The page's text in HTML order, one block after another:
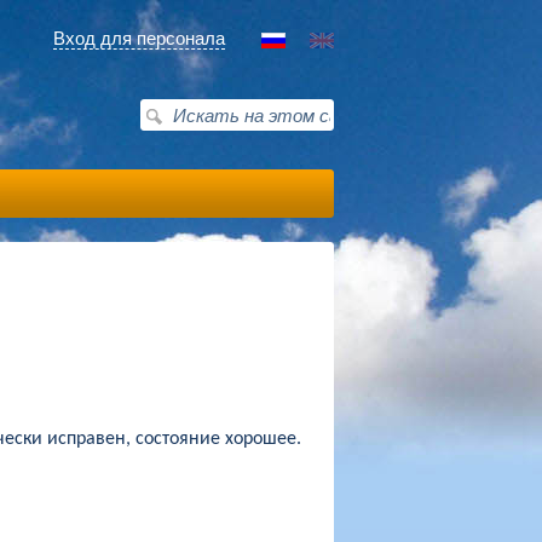
Вход для персонала
исправен, состояние хорошее.